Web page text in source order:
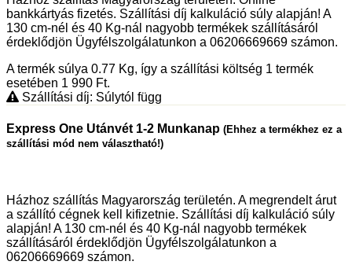
bankkártyás fizetés. Szállítási díj kalkuláció súly alapján! A
130 cm-nél és 40 Kg-nál nagyobb termékek szállításáról
érdeklődjön Ügyfélszolgálatunkon a 06206669669 számon.
A termék súlya 0.77 Kg, így a szállítási költség 1 termék
esetében 1 990 Ft.
Szállítási díj: Súlytól függ
Express One Utánvét 1-2 Munkanap (Ehhez a termékhez ez a
szállítási mód nem választható!)
Házhoz szállítás Magyarország területén. A megrendelt árut
a szállító cégnek kell kifizetnie. Szállítási díj kalkuláció súly
alapján! A 130 cm-nél és 40 Kg-nál nagyobb termékek
szállításáról érdeklődjön Ügyfélszolgálatunkon a
06206669669 számon.